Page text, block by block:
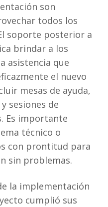
son
todos los
soporte posterior a
brindar a los
asistencia que
el nuevo
mesas de ayuda,
sesiones de
Es importante
técnico o
con prontitud para
sin problemas.
la implementación
cumplió sus